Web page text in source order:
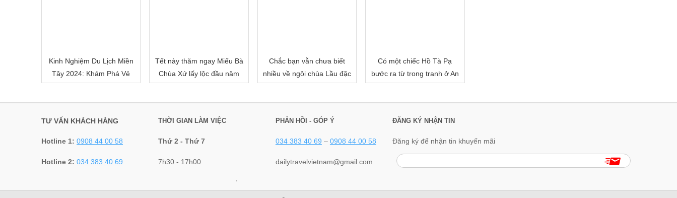
Kinh Nghiệm Du Lịch Miền
Tây 2024: Khám Phá Vẻ
Tết này thăm ngay Miếu Bà
Chùa Xứ lấy lộc đầu năm
Chắc bạn vẫn chưa biết
nhiều về ngôi chùa Lầu đặc
Có một chiếc Hồ Tà Pạ
bước ra từ trong tranh ở An
TƯ VẤN KHÁCH HÀNG
Hotline 1: 0908 44 00 58
Hotline 2: 034 383 40 69
THỜI GIAN LÀM VIỆC
Thứ 2 - Thứ 7
7h30 - 17h00
PHẢN HỒI - GÓP Ý
034 383 40 69 – 0908 44 00 58
dailytravelvietnam@gmail.com
ĐĂNG KÝ NHẬN TIN
Đăng ký để nhận tin khuyến mãi
.